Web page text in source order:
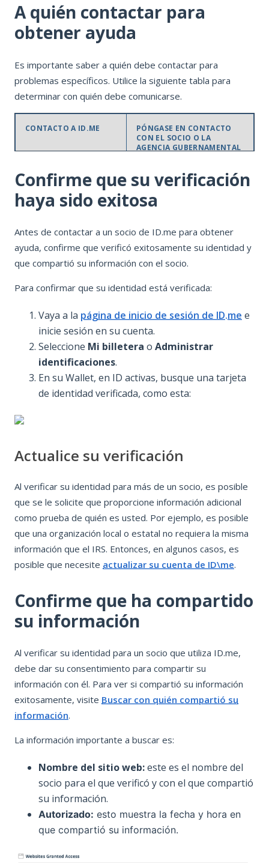
A quién contactar para
obtener ayuda
Es importante saber a quién debe contactar para
problemas específicos. Utilice la siguiente tabla para
determinar con quién debe comunicarse.
CONTACTO A ID.ME
PÓNGASE EN CONTACTO
CON EL SOCIO O LA
AGENCIA GUBERNAMENTAL
Problemas durante el
proceso de verificación:
documentos de
identificacióno
selfies
Corregir
documentos
que fueron
rechazados
Gestionar o
solucionar
problemas de
autenticación
seguridad
problemas de
inicio de sesión
de la cuenta de
ID.me
Problemas durante el
acceso a sus
beneficios : para
preguntas sobre
desempleo,
beneficios. Pueden
sobre el momento y
beneficios.
Presentación de
Ingresos Internos
obtener un PIN de
IP, preguntas sobre
formularios de
impuestos, planes
de pago de
impuestos y estados
técnicos: si tiene
portal o completar
un paso en su
solicitud u otro
proceso.Códigos de
con
FloridaCommerce
problemas técnicos.
En ambos casos,
Confirme que su verificación
haya sido exitosa
Antes de contactar a un socio de ID.me para obtener
ayuda, confirme que verificó exitosamente su identidad y
que compartió su información con el socio.
Para confirmar que su identidad está verificada:
Vaya a la página de inicio de sesión de ID.me e
inicie sesión en su cuenta.
Seleccione Mi billetera o Administrar
identificaciones.
En su Wallet, en ID activas, busque una tarjeta
de identidad verificada, como esta:
Actualice su verificación
Al verificar su identidad para más de un socio, es posible
que se le solicite que proporcione información adicional
como prueba de quién es usted. Por ejemplo, es posible
que una organización local o estatal no requiera la misma
información que el IRS. Entonces, en algunos casos, es
posible que necesite actualizar su cuenta de ID\me.
Confirme que ha compartido
su información
Al verificar su identidad para un socio que utiliza ID.me,
debe dar su consentimiento para compartir su
información con él. Para ver si compartió su información
exitosamente, visite Buscar con quién compartió su
información.
La información importante a buscar es:
Nombre del sitio web:este es el nombre del
socio para el que verificó y con el que compartió
su información.
Autorizado: esto muestra la fecha y hora en
que compartió su información.